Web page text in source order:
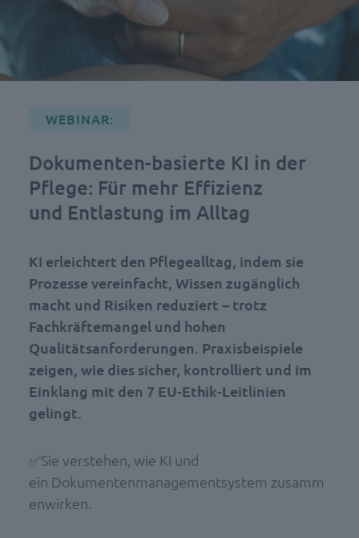
WEBINAR:
Dokumenten-basierte KI in der
Pflege: Für mehr Effizienz
und Entlastung im Alltag
KI erleichtert den Pflegealltag, indem sie
Prozesse vereinfacht, Wissen zugänglich
macht und Risiken reduziert – trotz
Fachkräftemangel und hohen
Qualitätsanforderungen. Praxisbeispiele
zeigen, wie dies sicher, kontrolliert und im
Einklang mit den 7 EU-Ethik-Leitlinien
gelingt.
✅Sie verstehen, wie KI und
ein Dokumentenmanagementsystem zusamm
enwirken.